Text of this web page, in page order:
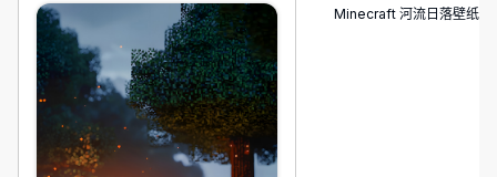
Minecraft 河流日落壁纸